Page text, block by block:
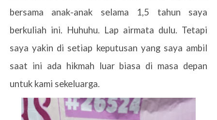
bersama anak-anak selama 1,5 tahun saya
berkuliah ini. Huhuhu. Lap airmata dulu. Tetapi
saya yakin di setiap keputusan yang saya ambil
saat ini ada hikmah luar biasa di masa depan
untuk kami sekeluarga.